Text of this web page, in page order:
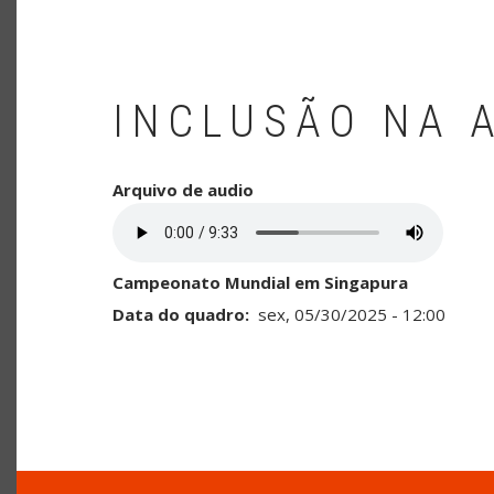
INCLUSÃO NA
Arquivo de audio
Campeonato Mundial em Singapura
Data do quadro
sex, 05/30/2025 - 12:00